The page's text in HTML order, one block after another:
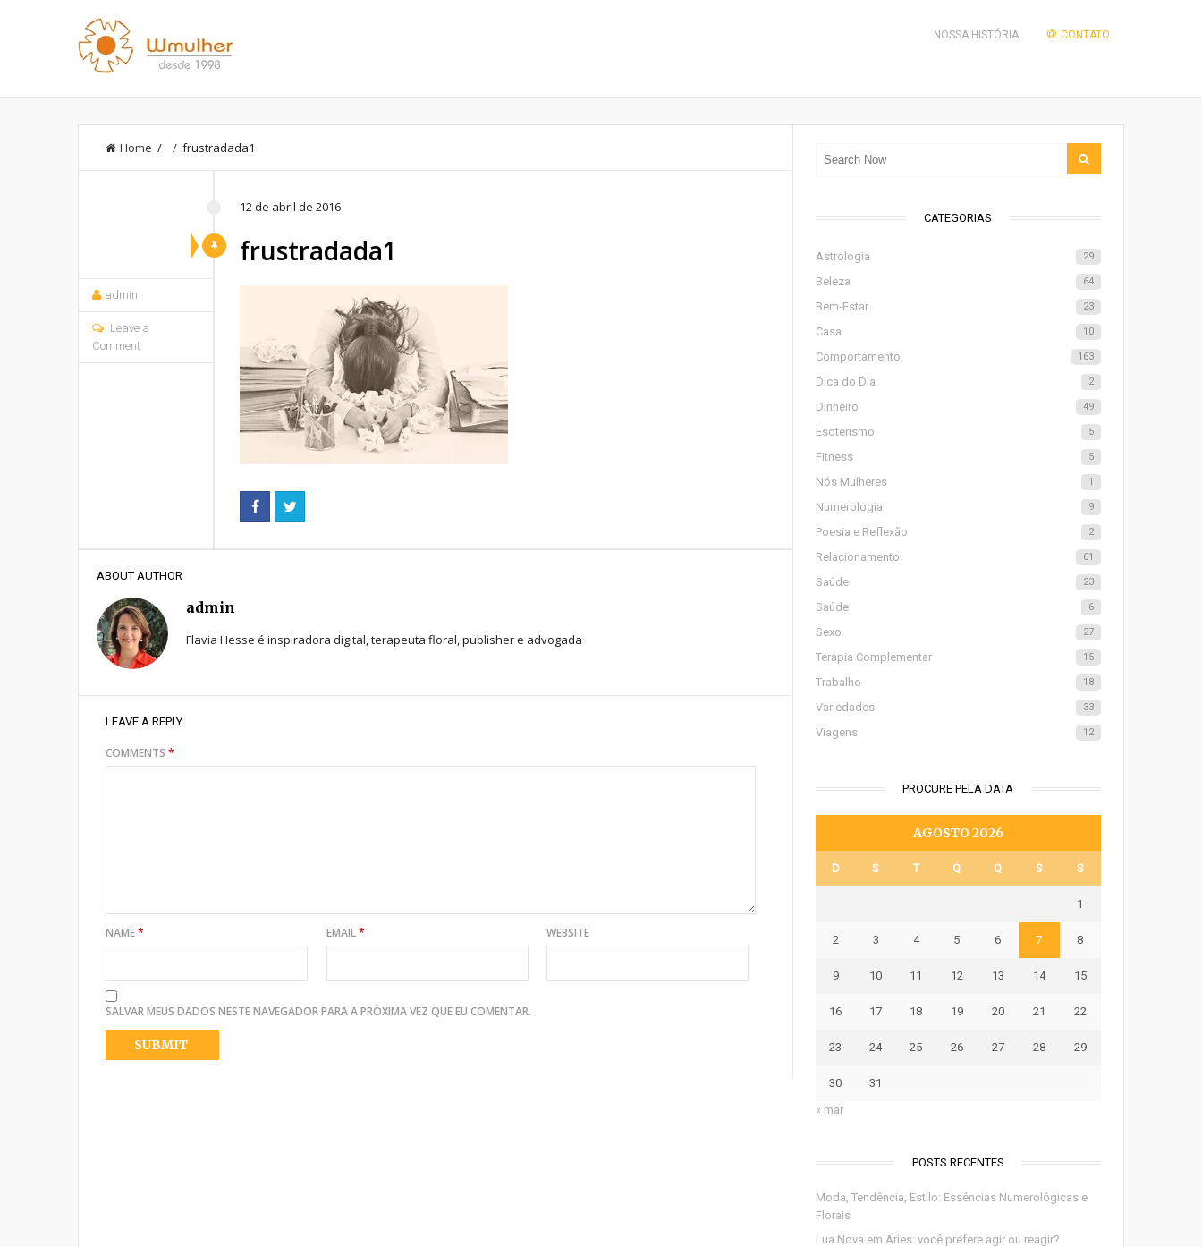
NOSSA HISTÓRIA CONTATO
Home / / frustradada1
12 de abril de 2016
frustradada1
admin
Leave a
Comment
ABOUT AUTHOR
admin
Flavia Hesse é inspiradora digital, terapeuta floral, publisher e advogada
LEAVE A REPLY
COMMENTS *
NAME* EMAIL* WEBSITE
SALVAR MEUS DADOS NESTE NAVEGADOR PARA A PRÓXIMA VEZ QUE EU COMENTAR.
CATEGORIAS
Astrologia 29
Beleza 64
Bem-Estar 23
Casa 10
Comportamento 163
Dica do Dia 2
Dinheiro 49
Esoterismo 5
Fitness 5
Nós Mulheres 1
Numerologia 9
Poesia e Reflexão 2
Relacionamento 61
Saúde 23
Saúde 6
Sexo 27
Terapia Complementar 15
Trabalho 18
Variedades 33
Viagens 12
PROCURE PELA DATA
AGOSTO 2026
D S T Q Q S S
1
2 3 4 5 6 7 8
9 10 11 12 13 14 15
16 17 18 19 20 21 22
23 24 25 26 27 28 29
30
31
« mar
POSTS RECENTES
Moda, Tendência, Estilo: Essências Numerológicas e
Florais
Lua Nova em Áries: você prefere agir ou reagir?